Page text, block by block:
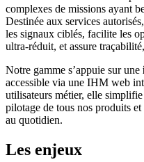
complexes de missions ayant
Destinée aux services
les signaux ciblés, facilite les
ultra-réduit, et assure
Notre gamme s’appuie sur une
accessible via une IHM web
utilisateurs métier, elle
pilotage de tous nos produits
au quotidien.
Les enjeux